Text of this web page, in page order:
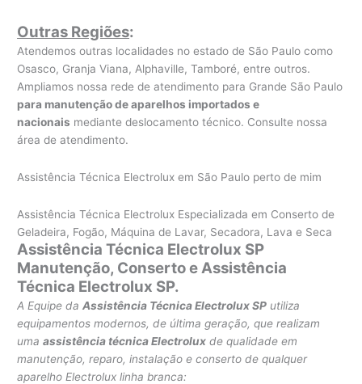
Outras Regiões:
Atendemos outras localidades no estado de São Paulo como
Osasco, Granja Viana, Alphaville, Tamboré, entre outros.
Ampliamos nossa rede de atendimento para Grande São Paulo
para manutenção de aparelhos importados e
nacionais mediante deslocamento técnico. Consulte nossa
área de atendimento.
Assistência Técnica Electrolux em São Paulo perto de mim
Assistência Técnica Electrolux Especializada em Conserto de
Geladeira, Fogão, Máquina de Lavar, Secadora, Lava e Seca
Assistência Técnica Electrolux SP
Manutenção, Conserto e Assistência
Técnica Electrolux SP.
A Equipe daAssistência Técnica Electrolux SP utiliza
equipamentos modernos, de última geração, que realizam
umaassistência técnica Electrolux de qualidade em
manutenção, reparo, instalação e conserto de qualquer
aparelho Electrolux linha branca: